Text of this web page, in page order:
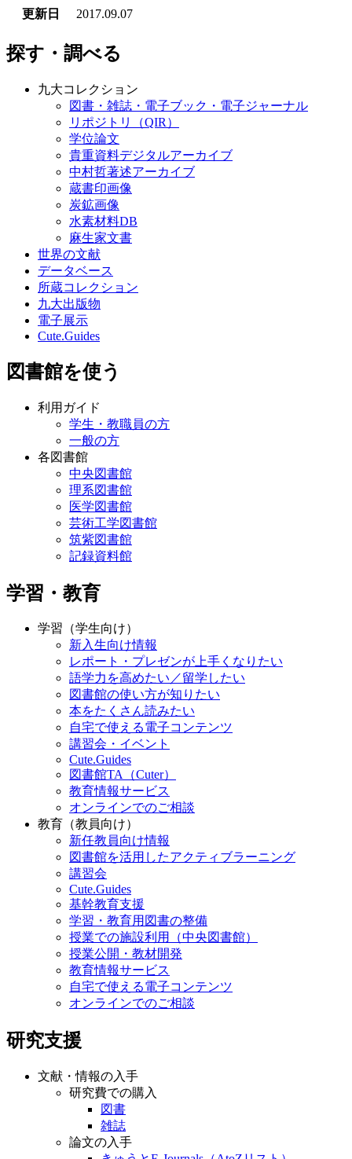
更新日
2017.09.07
探す・調べる
九大コレクション
図書・雑誌・電子ブック・電子ジャーナル
リポジトリ（QIR）
学位論文
貴重資料デジタルアーカイブ
中村哲著述アーカイブ
蔵書印画像
炭鉱画像
水素材料DB
麻生家文書
世界の文献
データベース
所蔵コレクション
九大出版物
電子展示
Cute.Guides
図書館を使う
利用ガイド
学生・教職員の方
一般の方
各図書館
中央図書館
理系図書館
医学図書館
芸術工学図書館
筑紫図書館
記録資料館
学習・教育
学習（学生向け）
新入生向け情報
レポート・プレゼンが上手くなりたい
語学力を高めたい／留学したい
図書館の使い方が知りたい
本をたくさん読みたい
自宅で使える電子コンテンツ
講習会・イベント
Cute.Guides
図書館TA（Cuter）
教育情報サービス
オンラインでのご相談
教育（教員向け）
新任教員向け情報
図書館を活用したアクティブラーニング
講習会
Cute.Guides
基幹教育支援
学習・教育用図書の整備
授業での施設利用（中央図書館）
授業公開・教材開発
教育情報サービス
自宅で使える電子コンテンツ
オンラインでのご相談
研究支援
文献・情報の入手
研究費での購入
図書
雑誌
論文の入手